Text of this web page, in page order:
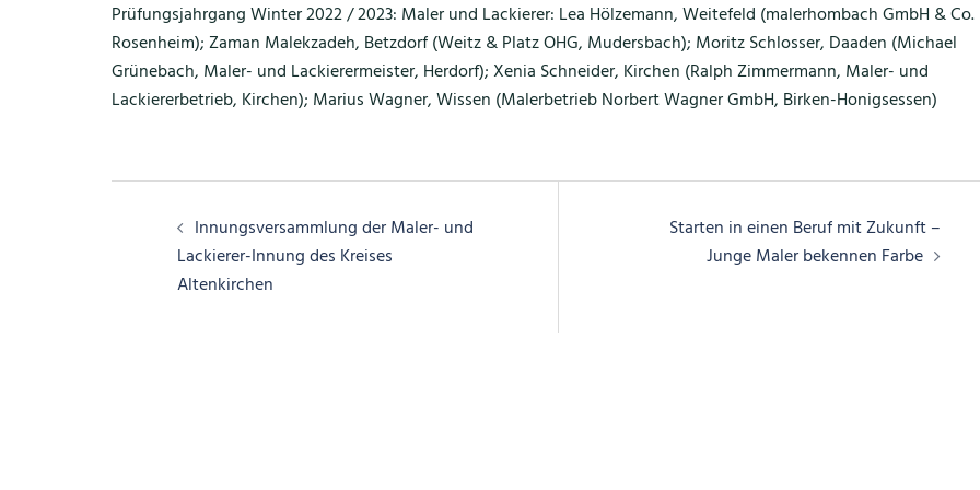
Prüfungsjahrgang Winter 2022 / 2023: Maler und Lackierer: Lea Hölzemann, Weitefeld (malerhombach GmbH & Co.
Rosenheim); Zaman Malekzadeh, Betzdorf (Weitz & Platz OHG, Mudersbach); Moritz Schlosser, Daaden (Michael
Grünebach, Maler- und Lackierermeister, Herdorf); Xenia Schneider, Kirchen (Ralph Zimmermann, Maler- und
Lackiererbetrieb, Kirchen); Marius Wagner, Wissen (Malerbetrieb Norbert Wagner GmbH, Birken-Honigsessen)
Beitragsnavigation
Innungsversammlung der Maler- und
Lackierer-Innung des Kreises
Altenkirchen
Starten in einen Beruf mit Zukunft –
Junge Maler bekennen Farbe